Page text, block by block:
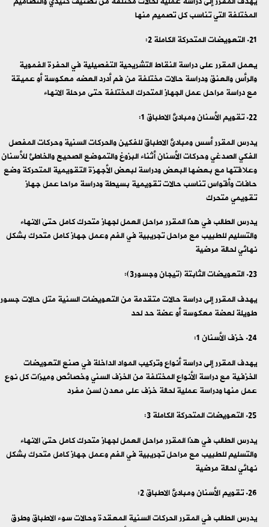
المختلفة التي تناسب كل تصميم منها
التعويضات المتحركة الكاملة 2:
يعمل المقرر على دراسة النقاط التشريحية التفصيلية في الحفرة الفموية
والرأس والعنق ودراسة حالات مختلفة من فم أدرد العضه معكوسة أو عميقة
مع دراسة مراحل عمل الجهاز المتحرك المختلفة حتى مرحلة الانهاء
تقويم الأسنان ومبادئ الاطباق 1:
يدرس المقرر أسس ومبادئ الاطباق للفكين والحركات السنية وحركات المفصل
الفكي الصدغي وحركات الأسنان أثناء البزوغ والتموضع الصحيح والخاطئ للأسنان
وعلاقتها مع بعضها البعض ودراسة لبعض الأجهزة التقويمية المتحركة وضع
حافات وأقواس تناسب حالات تقويمية بسيطة ودراسة مراحا عمل جهاز
تقويمي متحرك
يدرس الطالب في هذا المقرر مراحل العمل لجهاز متحرك كامل حتى الانهاء
والتسليم للطبيب مع مراحل تجريبية في الفم وعمل جهاز كامل متحرك بشكل
نهائي لحالة مرضية
التعويضات الثابتة (تيجان وجسور3):
يهدف المقرر إلى دراسة حالات متقدمة من التعويضات السنية متل حالات جسور
طويلة لعضة معكوسة أو عضة حد لحد
خزف الأسنان 1:
يهدف المقرر إلى دراسة أنواع وتركيب المواد الداخلة في صنع التعويضات
الخزفية مع دراسة الأنواع المختلفة من الخزف السني وخصائص وميزات كل نوع
عمل منها ودراسة عملية لحالة خزف على معدن لسن مفرد
التعويضات المتحركة الكاملة 3:
يدرس الطالب في هذا المقرر مراحل العمل لجهاز متحرك كامل حتى الانهاء
والتسليم للطبيب مع مراحل تجريبية في الفم وعمل جهاز كامل متحرك بشكل
نهائي لحالة مرضية
تقويم الأسنان ومبادئ الاطباق 2:
يدرس الطالب في المقرر الحركات السنية المعقدة وحالات سوء الاطباق وطرق